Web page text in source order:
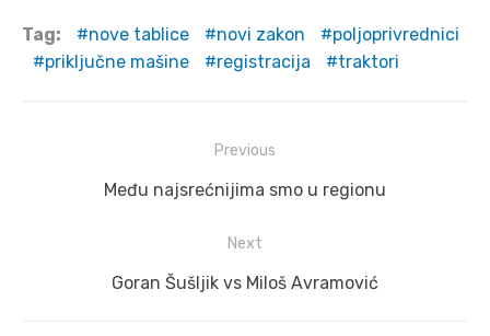
Tag: nove tablice novi zakon
poljoprivrednici
priključne mašine
registracija traktori
navigation
Previous
Previous
Među najsrećnijima smo u regionu
Next
Next
Goran Šušljik vs Miloš Avramović